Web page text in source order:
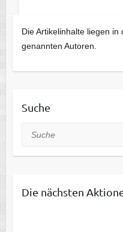
Die Artikelinhalte liegen
genannten Autoren.
Suche
Suche
Die nächsten